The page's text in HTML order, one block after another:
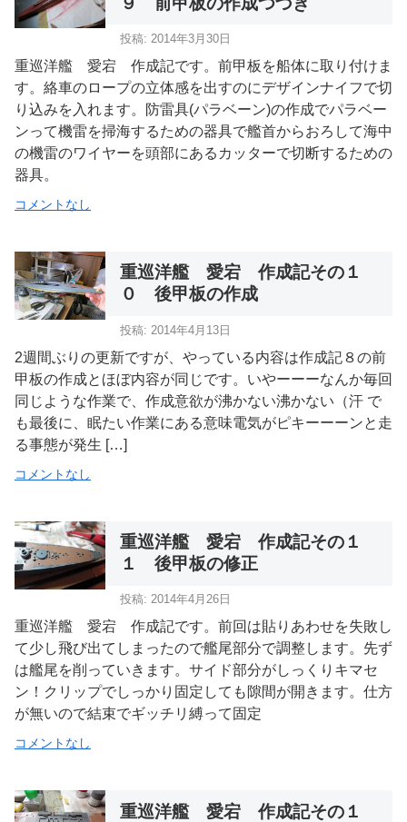
投稿: 2014年3月30日
重巡洋艦 愛宕 作成記です。前甲板を船体に取り付けま
す。絡車のロープの立体感を出すのにデザインナイフで切
り込みを入れます。防雷具(パラベーン)の作成でパラベー
ンって機雷を掃海するための器具で艦首からおろして海中
の機雷のワイヤーを頭部にあるカッターで切断するための
器具。
コメントなし
重巡洋艦 愛宕 作成記その１
０ 後甲板の作成
投稿: 2014年4月13日
2週間ぶりの更新ですが、やっている内容は作成記８の前
甲板の作成とほぼ内容が同じです。いやーーーなんか毎回
同じような作業で、作成意欲が沸かない沸かない（汗 で
も最後に、眠たい作業にある意味電気がピキーーーンと走
る事態が発生 […]
コメントなし
重巡洋艦 愛宕 作成記その１
１ 後甲板の修正
投稿: 2014年4月26日
重巡洋艦 愛宕 作成記です。前回は貼りあわせを失敗し
て少し飛び出てしまったので艦尾部分で調整します。先ず
は艦尾を削っていきます。サイド部分がしっくりキマセ
ン！クリップでしっかり固定しても隙間が開きます。仕方
が無いので結束でギッチリ縛って固定
コメントなし
重巡洋艦 愛宕 作成記その１